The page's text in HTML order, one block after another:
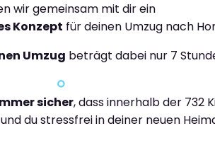
wir gemeinsam mit dir ein
Konzept für deinen Umzug nach
Umzug beträgt dabei nur 7
sicher, dass innerhalb der 732
du stressfrei in deiner neuen